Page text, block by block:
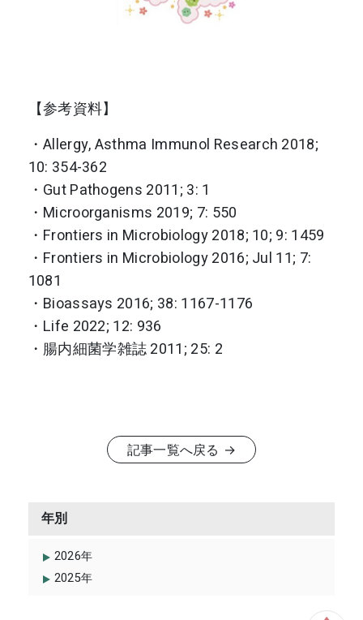
【参考資料】
・Allergy, Asthma Immunol Research 2018;
10: 354-362
・Gut Pathogens 2011; 3: 1
・Microorganisms 2019; 7: 550
・Frontiers in Microbiology 2018; 10; 9: 1459
・Frontiers in Microbiology 2016; Jul 11; 7:
1081
・Bioassays 2016; 38: 1167-1176
・Life 2022; 12: 936
・腸内細菌学雑誌 2011; 25: 2
記事一覧へ戻る →
年別
2026年
2025年